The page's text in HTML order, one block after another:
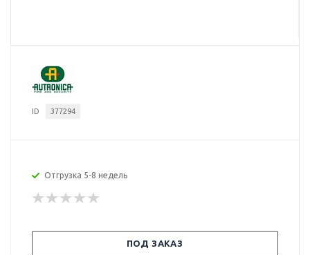
ID 377294
Отгрузка 5-8 недель
ПОД ЗАКАЗ